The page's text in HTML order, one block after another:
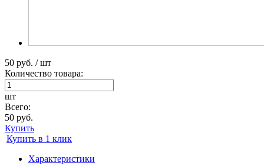
50 руб. / шт
Количество товара:
шт
Всего:
50 руб.
Купить
Купить в 1 клик
Характеристики